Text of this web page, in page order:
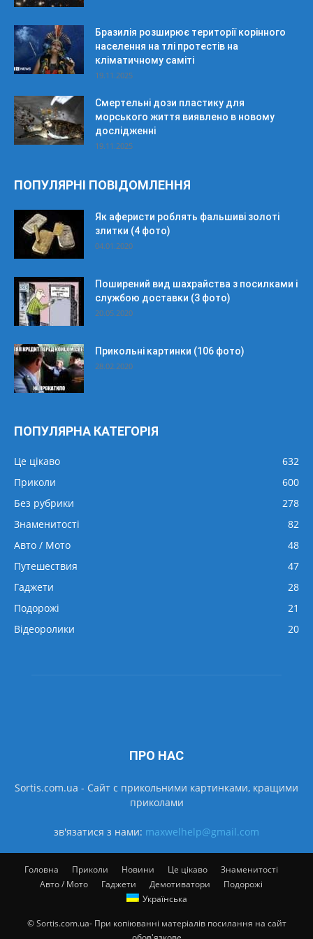
Бразилія розширює території корінного
населення на тлі протестів на
кліматичному саміті
19.11.2025
Смертельні дози пластику для
морського життя виявлено в новому
дослідженні
19.11.2025
ПОПУЛЯРНІ ПОВІДОМЛЕННЯ
Як аферисти роблять фальшиві золоті
злитки (4 фото)
04.01.2020
Поширений вид шахрайства з посилками і
службою доставки (3 фото)
20.05.2020
Прикольні картинки (106 фото)
28.02.2020
ПОПУЛЯРНА КАТЕГОРІЯ
Це цікаво
632
Приколи
600
Без рубрики
278
Знаменитості
82
Авто / Мото
48
Путешествия
47
Гаджети
28
Подорожі
21
Відеоролики
20
ПРО НАС
Sortis.com.ua - Cайт с прикольними картинками, кращими
приколами
зв'язатися з нами: maxwelhelp@gmail.com
Головна Приколи Новини Це цікаво
Знаменитості
Авто / Мото
Гаджети Демотиватори
Подорожі
Українська
© Sortis.com.ua- При копіюванні матеріалів посилання на сайт